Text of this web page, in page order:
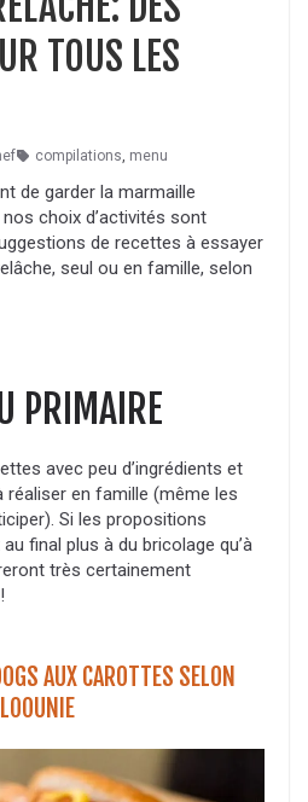
TOUS LES
compilations, menu
de garder la marmaille
choix d’activités sont
de recettes à essayer
seul ou en famille, selon
PRIMAIRE
avec peu d’ingrédients et
réaliser en famille (même les
Si les propositions
final plus à du bricolage qu’à
très certainement
AUX CAROTTES SELON
LOOUNIE